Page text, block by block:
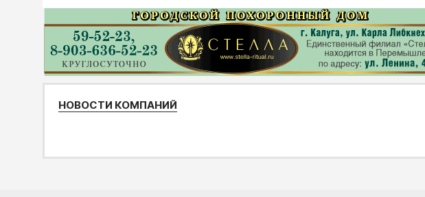
НОВОСТИ КОМПАНИЙ